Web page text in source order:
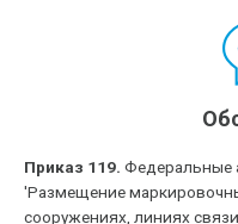
Приказ 119. Федеральные
'Размещение
сооружениях, линиях